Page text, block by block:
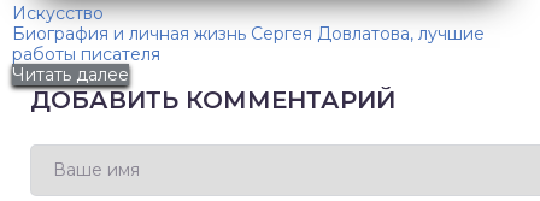
Искусство
Биография и личная жизнь Сергея Довлатова, лучшие
работы писателя
Читать далее
ДОБАВИТЬ КОММЕНТАРИЙ